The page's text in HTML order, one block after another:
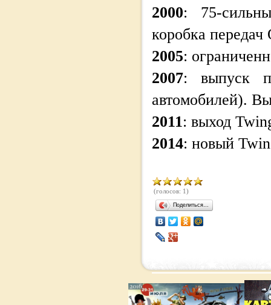
2000: 75-
коробка
2005:
2007: выпуск
автомобилей).
2011: выход
2014: новый
(голосов: 1)
Поделиться…